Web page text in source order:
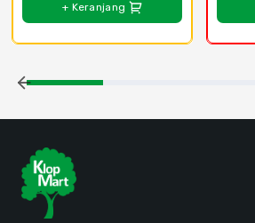
+ Keranjang